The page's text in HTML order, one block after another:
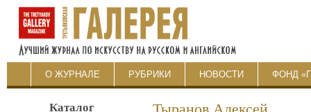
О ЖУРНАЛЕ РУБРИКИ НОВОСТИ ФОНД
Каталог